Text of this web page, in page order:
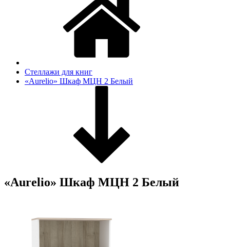
Стеллажи для книг
«Aurelio» Шкаф МЦН 2 Белый
«Aurelio» Шкаф МЦН 2 Белый